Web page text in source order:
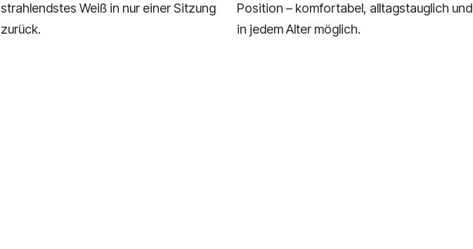
strahlendstes Weiß in nur einer Sitzung
zurück.
Position – komfortabel, alltagstauglich und
in jedem Alter möglich.